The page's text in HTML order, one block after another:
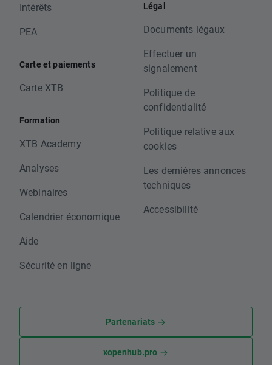
Intérêts
PEA
Carte et paiements
Carte XTB
Formation
XTB Academy
Analyses
Webinaires
Calendrier économique
Aide
Sécurité en ligne
Légal
Documents légaux
Effectuer un
signalement
Politique de
confidentialité
Politique relative aux
cookies
Les dernières annonces
techniques
Accessibilité
Partenariats
xopenhub.pro